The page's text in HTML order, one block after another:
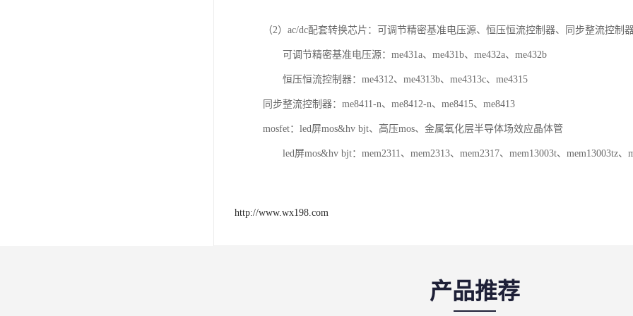
（2）ac/dc配套转换芯片：可调节精密基准电压源、恒压恒流控制器、同步整流控制
可调节精密基准电压源：me431a、me431b、me432a、me432b
恒压恒流控制器：me4312、me4313b、me4313c、me4315
同步整流控制器：me8411-n、me8412-n、me8415、me8413
mosfet：led屏mos&hv bjt、高压mos、金属氧化层半导体场效应晶体管
led屏mos&hv bjt：mem2311、mem2313、mem2317、mem13003t、mem13003tz、
http://www.wx198.com
产品推荐